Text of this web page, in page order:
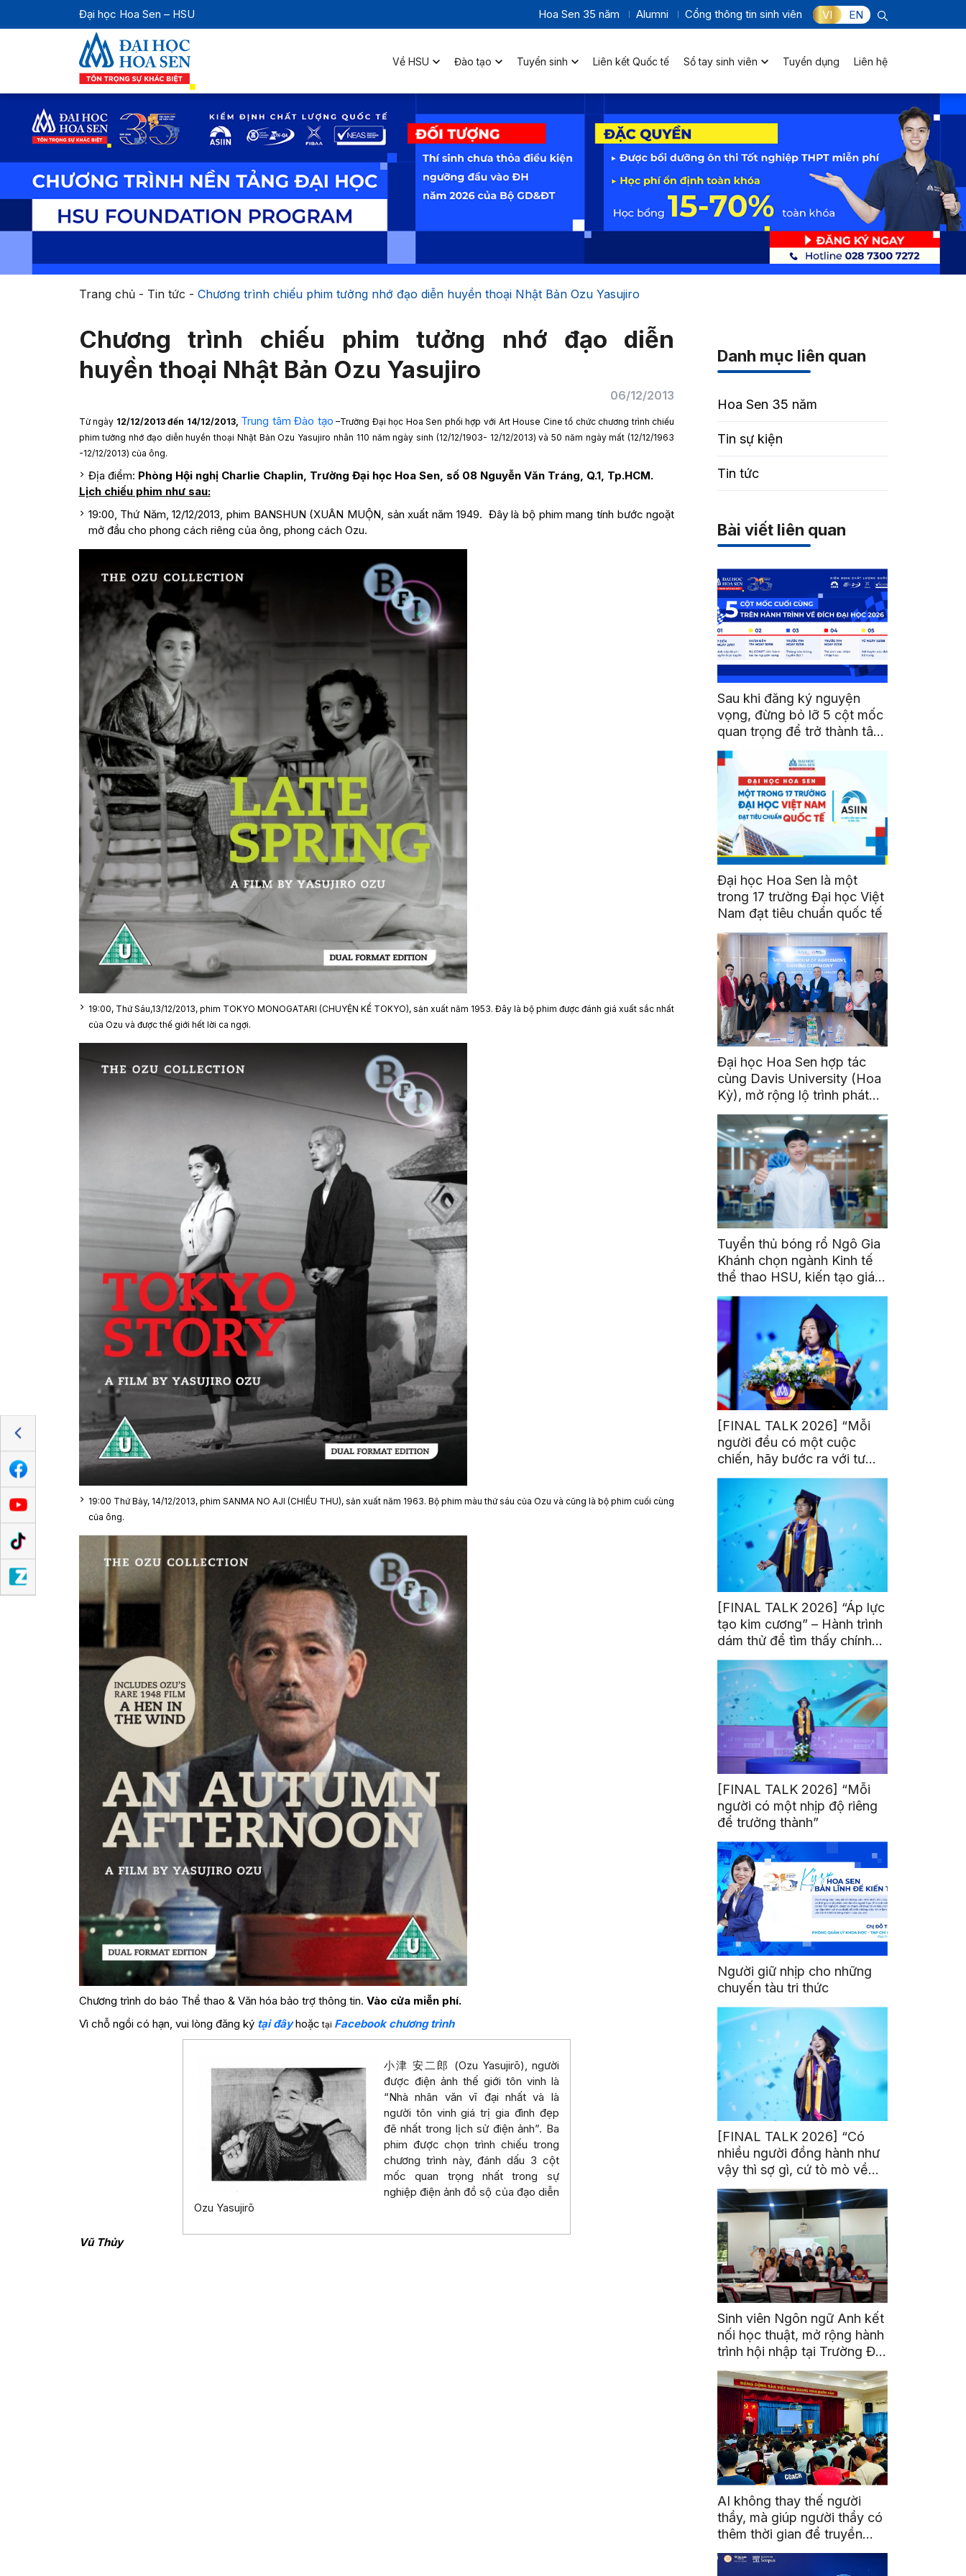
Đại học Hoa Sen – HSU Hoa Sen 35 năm Alumni Cổng thông tin sinh viên VI EN
Về HSU Đào tạo Tuyển sinh Liên kết Quốc tế Sổ tay sinh viên Tuyển dụng Liên hệ
Trang chủ- Tin tức - Chương trình chiếu phim tưởng nhớ đạo diễn huyền thoại Nhật Bản Ozu Yasujiro
Chương trình chiếu phim tưởng nhớ đạo diễn
huyền thoại Nhật Bản Ozu Yasujiro
06/12/2013
Từ ngày 12/12/2013 đến 14/12/2013, Trung tâm Đào tạo –Trường Đại học Hoa Sen phối hợp với Art House Cine tổ chức chương trình chiếu
phim tưởng nhớ đạo diễn huyền thoại Nhật Bản Ozu Yasujiro nhân 110 năm ngày sinh (12/12/1903- 12/12/2013) và 50 năm ngày mất (12/12/1963
-12/12/2013) của ông.
Địa điểm: Phòng Hội nghị Charlie Chaplin, Trường Đại học Hoa Sen, số 08 Nguyễn Văn Tráng, Q.1, Tp.HCM.
Lịch chiếu phim như sau:
19:00, Thứ Năm, 12/12/2013, phim BANSHUN (XUÂN MUỘN, sản xuất năm 1949. Đây là bộ phim mang tính bước ngoặt
mở đầu cho phong cách riêng của ông, phong cách Ozu.
19:00, Thứ Sáu,13/12/2013, phim TOKYO MONOGATARI (CHUYỆN KỂ TOKYO), sản xuất năm 1953. Đây là bộ phim được đánh giá xuất sắc nhất
của Ozu và được thế giới hết lời ca ngợi.
19:00 Thứ Bảy, 14/12/2013, phim SANMA NO AJI (CHIỀU THU), sản xuất năm 1963. Bộ phim màu thứ sáu của Ozu và cũng là bộ phim cuối cùng
của ông.
Chương trình do báo Thể thao & Văn hóa bảo trợ thông tin. Vào cửa miễn phí.
Vì chỗ ngồi có hạn, vui lòng đăng ký tại đâyhoặc tại Facebook chương trình
小津 安二郎 (Ozu Yasujirō), người
được điện ảnh thế giới tôn vinh là
“Nhà nhân văn vĩ đại nhất và là
người tôn vinh giá trị gia đình đẹp
đẽ nhất trong lịch sử điện ảnh”. Ba
phim được chọn trình chiếu trong
chương trình này, đánh dấu 3 cột
mốc quan trọng nhất trong sự
nghiệp điện ảnh đồ sộ của đạo diễn
Ozu Yasujirō
Vũ Thủy
Danh mục liên quan
Hoa Sen 35 năm
Tin sự kiện
Tin tức
Bài viết liên quan
Sau khi đăng ký nguyện
vọng, đừng bỏ lỡ 5 cột mốc
quan trọng để trở thành tân
sinh viên HSU
Đại học Hoa Sen là một
trong 17 trường Đại học Việt
Nam đạt tiêu chuẩn quốc tế
Đại học Hoa Sen hợp tác
cùng Davis University (Hoa
Kỳ), mở rộng lộ trình phát
triển toàn cầu cho sinh viên
Tuyển thủ bóng rổ Ngô Gia
Khánh chọn ngành Kinh tế
thể thao HSU, kiến tạo giá
trị từ đam mê thể thao
[FINAL TALK 2026] “Mỗi
người đều có một cuộc
chiến, hãy bước ra với tư
thế của người chiến thắng”
[FINAL TALK 2026] “Áp lực
tạo kim cương” – Hành trình
dám thử để tìm thấy chính
mình
[FINAL TALK 2026] “Mỗi
người có một nhịp độ riêng
để trưởng thành”
Người giữ nhịp cho những
chuyến tàu tri thức
[FINAL TALK 2026] “Có
nhiều người đồng hành như
vậy thì sợ gì, cứ tò mò về
thế giới thôi”
Sinh viên Ngôn ngữ Anh kết
nối học thuật, mở rộng hành
trình hội nhập tại Trường Đại
học Quốc gia Malaysia
AI không thay thế người
thầy, mà giúp người thầy có
thêm thời gian để truyền
cảm hứng